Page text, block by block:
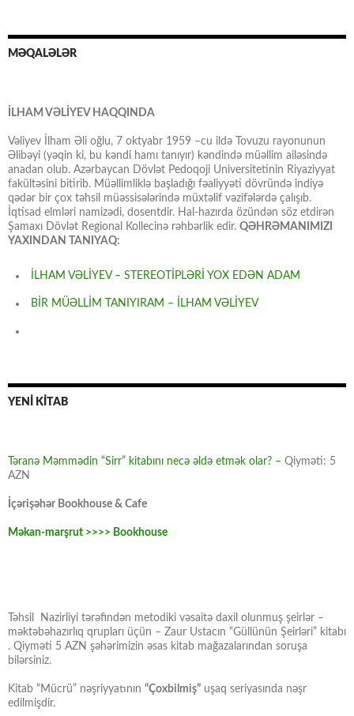
MƏQALƏLƏR
İLHAM VƏLİYEV HAQQINDA
Vəliyev İlham Əli oğlu, 7 oktyabr 1959 –cu ildə Tovuzu rayonunun
Əlibəyi (yəqin ki, bu kəndi hamı tanıyır) kəndində müəllim ailəsində
anadan olub. Azərbaycan Dövlət Pedoqoji Universitetinin Riyaziyyat
fakültəsini bitirib. Müəllimliklə başladığı fəaliyyəti dövründə indiyə
qədər bir çox təhsil müəssisələrində müxtəlif vəzifələrdə çalışıb.
İqtisad elmləri namizədi, dosentdir. Hal-hazırda özündən söz etdirən
Şamaxı Dövlət Regional Kollecinə rəhbərlik edir. QƏHRƏMANIMIZI
YAXINDAN TANIYAQ:
İLHAM VƏLİYEV – STEREOTİPLƏRİ YOX EDƏN ADAM
BİR MÜƏLLİM TANIYIRAM – İLHAM VƏLİYEV
YENİ KİTAB
Təranə Məmmədin “Sirr” kitabını necə əldə etmək olar? – Qiyməti: 5
AZN
İçərişəhər Bookhouse & Cafe
Məkan-marşrut >>>> Bookhouse
Təhsil Nazirliyi tərəfindən metodiki vəsaitə daxil olunmuş şeirlər –
məktəbəhazırlıq qrupları üçün – Zaur Ustacın “Güllünün Şeirləri” kitabı
. Qiyməti 5 AZN şəhərimizin əsas kitab mağazalarından soruşa
bilərsiniz.
Kitab “Mücrü” nəşriyyatının “Çoxbilmiş” uşaq seriyasında nəşr
edilmişdir.